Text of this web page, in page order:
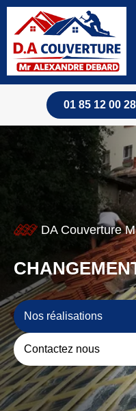
01 85 12 00 28
DA Couverture
Nos réalisations
Contactez nous